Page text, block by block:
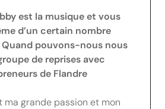
est la musique et vous
d’un certain nombre
pouvons-nous nous
de reprises avec
de Flandre
ma grande passion et mon